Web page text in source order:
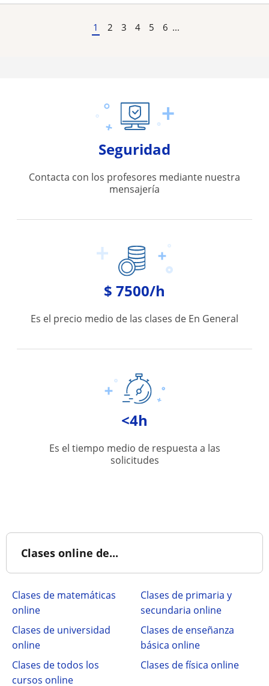
1 2 3 4 5 6 ...
Seguridad
Contacta con los profesores mediante nuestra
mensajería
$ 7500/h
Es el precio medio de las clases de En General
<4h
Es el tiempo medio de respuesta a las
solicitudes
Clases online de...
Clases de matemáticas
online
Clases de primaria y
secundaria online
Clases de universidad
online
Clases de enseñanza
básica online
Clases de todos los
cursos online
Clases de física online